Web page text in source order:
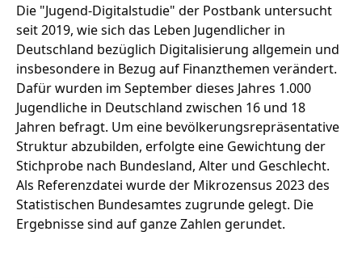
Die "Jugend-Digitalstudie" der Postbank untersucht
seit 2019, wie sich das Leben Jugendlicher in
Deutschland bezüglich Digitalisierung allgemein und
insbesondere in Bezug auf Finanzthemen verändert.
Dafür wurden im September dieses Jahres 1.000
Jugendliche in Deutschland zwischen 16 und 18
Jahren befragt. Um eine bevölkerungsrepräsentative
Struktur abzubilden, erfolgte eine Gewichtung der
Stichprobe nach Bundesland, Alter und Geschlecht.
Als Referenzdatei wurde der Mikrozensus 2023 des
Statistischen Bundesamtes zugrunde gelegt. Die
Ergebnisse sind auf ganze Zahlen gerundet.